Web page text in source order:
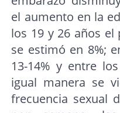
el aumento en la
los 19 y 26 años
se estimó en 8%;
13-14% y entre
igual manera se
frecuencia sexual